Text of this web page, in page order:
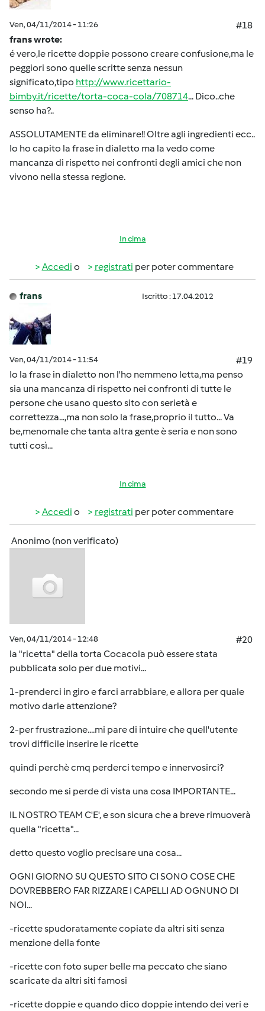
Ven, 04/11/2014 - 11:26
#18
frans wrote:
é vero,le ricette doppie possono creare confusione,ma le
peggiori sono quelle scritte senza nessun
significato,tipo http://www.ricettario-
bimby.it/ricette/torta-coca-cola/708714... Dico..che
senso ha?..
ASSOLUTAMENTE da eliminare!! Oltre agli ingredienti ecc..
Io ho capito la frase in dialetto ma la vedo come
mancanza di rispetto nei confronti degli amici che non
vivono nella stessa regione.
In cima
Accedi o registrati per poter commentare
frans Iscritto : 17.04.2012
Ven, 04/11/2014 - 11:54
#19
Io la frase in dialetto non l'ho nemmeno letta,ma penso
sia una mancanza di rispetto nei confronti di tutte le
persone che usano questo sito con serietà e
correttezza...,ma non solo la frase,proprio il tutto... Va
be,menomale che tanta altra gente è seria e non sono
tutti così...
In cima
Accedi o registrati per poter commentare
Anonimo (non verificato)
Ven, 04/11/2014 - 12:48
#20
la "ricetta" della torta Cocacola può essere stata
pubblicata solo per due motivi...
1-prenderci in giro e farci arrabbiare, e allora per quale
motivo darle attenzione?
2-per frustrazione....mi pare di intuire che quell'utente
trovi difficile inserire le ricette
quindi perchè cmq perderci tempo e innervosirci?
secondo me si perde di vista una cosa IMPORTANTE...
IL NOSTRO TEAM C'E', e son sicura che a breve rimuoverà
quella "ricetta"...
detto questo voglio precisare una cosa...
OGNI GIORNO SU QUESTO SITO CI SONO COSE CHE
DOVREBBERO FAR RIZZARE I CAPELLI AD OGNUNO DI
NOI...
-ricette spudoratamente copiate da altri siti senza
menzione della fonte
-ricette con foto super belle ma peccato che siano
scaricate da altri siti famosi
-ricette doppie e quando dico doppie intendo dei veri e